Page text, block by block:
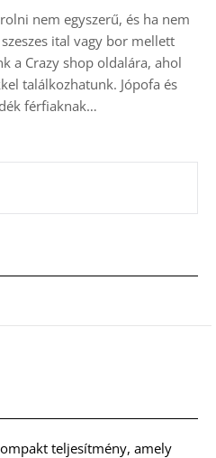
nem egyszerű, és ha nem
ital vagy bor mellett
a Crazy shop oldalára, ahol
találkozhatunk. Jópofa és
férfiaknak…
teljesítmény, amely